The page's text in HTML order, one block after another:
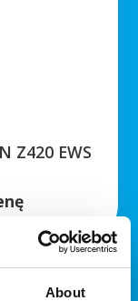
About
Z420 EWS